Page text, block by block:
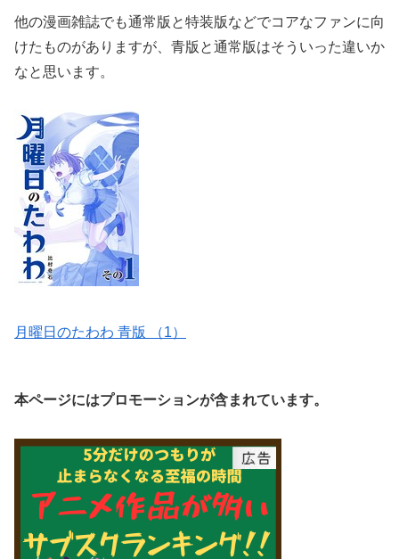
他の漫画雑誌でも通常版と特装版などでコアなファンに向
けたものがありますが、青版と通常版はそういった違いか
なと思います。
月曜日のたわわ 青版 （1）
本ページにはプロモーションが含まれています。